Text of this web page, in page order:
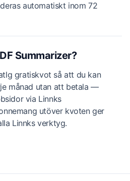
automatiskt inom 72
Summarizer?
gratiskvot så att du kan
månad utan att betala —
via Linnks
utöver kvoten ger
Linnks verktyg.